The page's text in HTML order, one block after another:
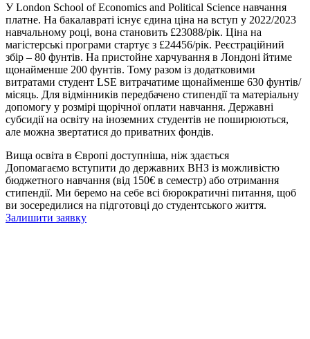
У London School of Economics and Political Science навчання
платне. На бакалавраті існує єдина ціна на вступ у 2022/2023
навчальному році, вона становить £23088/рік. Ціна на
магістерські програми стартує з £24456/рік. Реєстраційний
збір – 80 фунтів. На пристойне харчування в Лондоні йтиме
щонайменше 200 фунтів. Тому разом із додатковими
витратами студент LSE витрачатиме щонайменше 630 фунтів/
місяць. Для відмінників передбачено стипендії та матеріальну
допомогу у розмірі щорічної оплати навчання. Державні
субсидії на освіту на іноземних студентів не поширюються,
але можна звертатися до приватних фондів.
Вища освіта в Європі доступніша, ніж здається
Допомагаємо вступити до державних ВНЗ із можливістю
бюджетного навчання (від 150€ в семестр) або отримання
стипендії. Ми беремо на себе всі бюрократичні питання, щоб
ви зосередилися на підготовці до студентського життя.
Залишити заявку